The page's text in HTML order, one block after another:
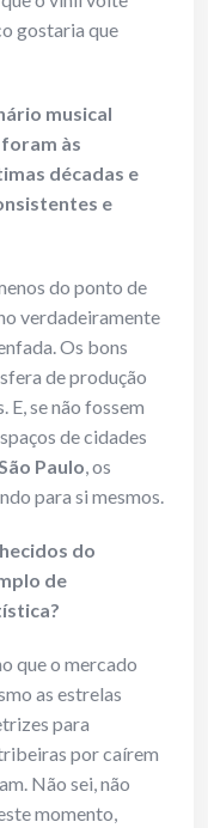
gostaria que
musical
às
décadas e
e
do ponto de
verdadeiramente
Os bons
de produção
E, se não fossem
de cidades
Paulo, os
para si mesmos.
do
de
que o mercado
as estrelas
para
por caírem
Não sei, não
momento,